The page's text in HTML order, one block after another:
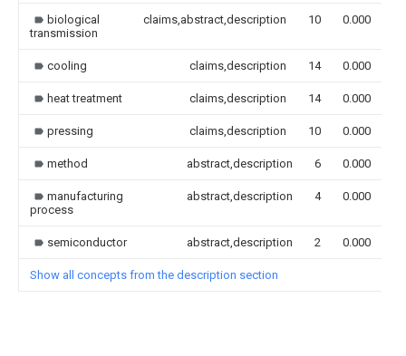
biological
transmission
claims,abstract,description 10 0.000
cooling claims,description 14 0.000
heat treatment claims,description 14 0.000
pressing claims,description 10 0.000
method abstract,description 6 0.000
manufacturing
process
abstract,description 4 0.000
semiconductor abstract,description 2 0.000
Show all concepts from the description section